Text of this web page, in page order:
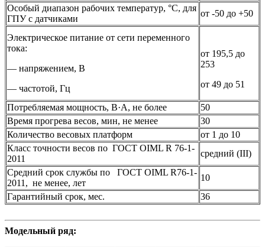
Особый диапазон рабочих температур, °С, для
ГПУ с датчиками
от -50 до +50
Электрическое питание от сети переменного
тока:
— напряжением, В
— частотой, Гц
от 195,5 до
253
от 49 до 51
Потребляемая мощность, В·A, не более
50
Время прогрева весов, мин, не менее
30
Количество весовых платформ
от 1 до 10
Класс точности весов по ГОСТ OIML R 76-1-
2011
средний (III)
Средний срок службы по ГОСТ OIML R76-1-
2011, не менее, лет
10
Гарантийный срок, мес.
36
Модельный ряд: